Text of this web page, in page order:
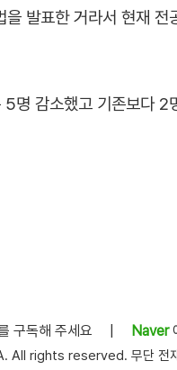
발표한 거라서 현재
명 감소했고 기존보다 2
구독해 주세요 Naver
rights reserved. 무단 전재,